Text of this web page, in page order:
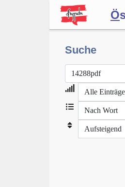
Ö
Wörterbuch
Forum
Blog
Suche